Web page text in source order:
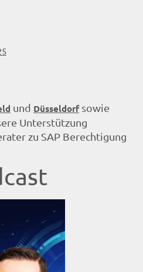
und Düsseldorfsowie
Unterstützung
zu SAP Berechtigung